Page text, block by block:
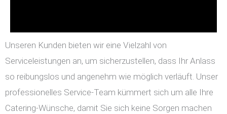
Unseren Kunden bieten wir eine Vielzahl von
Serviceleistungen an, um sicherzustellen, dass Ihr Anlass
so reibungslos und angenehm wie möglich verläuft. Unser
professionelles Service-Team kümmert sich um alle Ihre
Catering-Wünsche, damit Sie sich keine Sorgen machen